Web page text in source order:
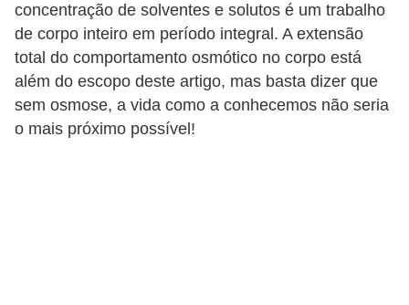
concentração de solventes e solutos é um trabalho
de corpo inteiro em período integral. A extensão
total do comportamento osmótico no corpo está
além do escopo deste artigo, mas basta dizer que
sem osmose, a vida como a conhecemos não seria
o mais próximo possível!